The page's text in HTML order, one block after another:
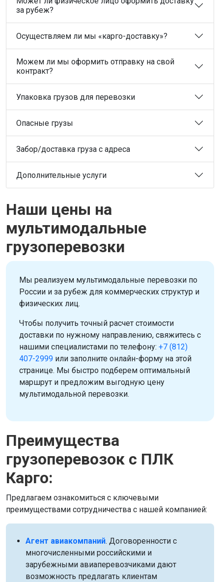
за рубеж?
Осуществляем ли мы «карго-доставку»?
Можем ли мы оформить отправку на свой
контракт?
Упаковка грузов для перевозки
Опасные грузы
Забор/доставка груза с адреса
Дополнительные услуги
Наши цены на
мультимодальные
грузоперевозки
Мы реализуем мультимодальные перевозки по
России и за рубеж для коммерческих структур и
физических лиц.
Чтобы получить точный расчет стоимости
доставки по нужному направлению, свяжитесь с
нашими специалистами по телефону: +7 (812)
407-2999 или заполните онлайн-форму на этой
странице. Мы быстро подберем оптимальный
маршрут и предложим выгодную цену
мультимодальной перевозки.
Преимущества
грузоперевозок с ПЛК
Карго:
Предлагаем ознакомиться с ключевыми
преимуществами сотрудничества с нашей компанией:
Агент авиакомпаний. Договоренности с
многочисленными российскими и
зарубежными авиаперевозчиками дают
возможность предлагать клиентам